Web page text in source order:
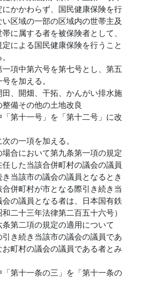
かかわらず、国民健康保険を行
区域の一部の区域内の世帯主及
に属する者を被保険者として、
による国民健康保険を行うこと
項中第六号を第七号とし、第五
を加える。
田、開畑、干拓、かんがい排水施
整備その他の土地改良
第十一号」を「第十二号」に改
の一項を加える。
場合において第九条第一項の規定
任した当該合併町村の議会の議員
当該市の議会の議員となるとき
合併町村が市となる際引き続き当
の議員となる者は、日本国有鉄
二十三年法律第二百五十六号）
第二項の規定の適用について
引き続き当該市の議会の議員であ
お町村の議会の議員である者とみ
第十一条の三」を「第十一条の